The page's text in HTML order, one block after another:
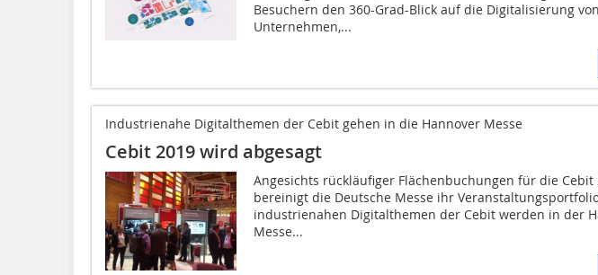
Besuchern den 360-Grad-Blick auf die Digitalisierung von
Unternehmen,...
Industrienahe Digitalthemen der Cebit gehen in die Hannover Messe
Cebit 2019 wird abgesagt
Angesichts rückläufiger Flächenbuchungen für die Cebit
bereinigt die Deutsche Messe ihr
industrienahen Digitalthemen der Cebit werden in der
Messe...